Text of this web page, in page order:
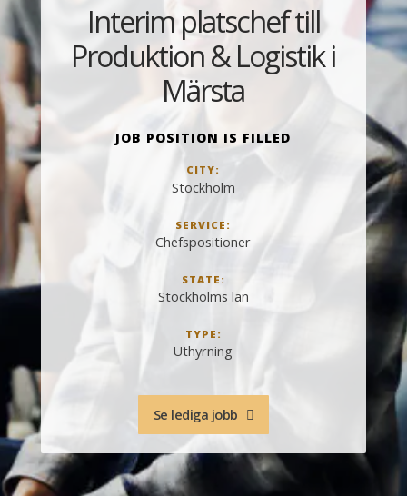
JOB POSITION IS FILLED
CITY:
Stockholm
SERVICE:
Chefspositioner
STATE:
Stockholms län
TYPE:
Uthyrning
Interim platschef till
Produktion & Logistik i
Märsta
Se lediga jobb